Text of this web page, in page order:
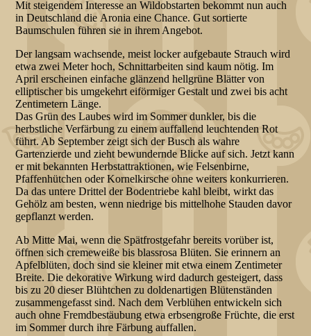
Mit steigendem Interesse an Wildobstarten bekommt nun auch
in Deutschland die Aronia eine Chance. Gut sortierte
Baumschulen führen sie in ihrem Angebot.
Der langsam wachsende, meist locker aufgebaute Strauch wird
etwa zwei Meter hoch, Schnittarbeiten sind kaum nötig. Im
April erscheinen einfache glänzend hellgrüne Blätter von
elliptischer bis umgekehrt eiförmiger Gestalt und zwei bis acht
Zentimetern Länge.
Das Grün des Laubes wird im Sommer dunkler, bis die
herbstliche Verfärbung zu einem auffallend leuchtenden Rot
führt. Ab September zeigt sich der Busch als wahre
Gartenzierde und zieht bewundernde Blicke auf sich. Jetzt kann
er mit bekannten Herbstattraktionen, wie Felsenbirne,
Pfaffenhütchen oder Kornelkirsche ohne weiters konkurrieren.
Da das untere Drittel der Bodentriebe kahl bleibt, wirkt das
Gehölz am besten, wenn niedrige bis mittelhohe Stauden davor
gepflanzt werden.
Ab Mitte Mai, wenn die Spätfrostgefahr bereits vorüber ist,
öffnen sich cremeweiße bis blassrosa Blüten. Sie erinnern an
Apfelblüten, doch sind sie kleiner mit etwa einem Zentimeter
Breite. Die dekorative Wirkung wird dadurch gesteigert, dass
bis zu 20 dieser Blühtchen zu doldenartigen Blütenständen
zusammengefasst sind. Nach dem Verblühen entwickeln sich
auch ohne Fremdbestäubung etwa erbsengroße Früchte, die erst
im Sommer durch ihre Färbung auffallen.